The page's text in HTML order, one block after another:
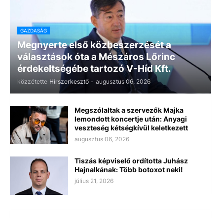
GAZDASÁG
Megnyerte első közbeszerzését a
választások óta a Mészáros Lőrinc
érdekeltségébe tartozó V-Híd Kft.
közzétette Hírszerkesztő - augusztus 06, 2026
Megszólaltak a szervezők Majka
lemondott koncertje után: Anyagi
veszteség kétségkívül keletkezett
augusztus 06, 2026
Tiszás képviselő ordította Juhász
Hajnalkának: Több botoxot neki!
július 21, 2026